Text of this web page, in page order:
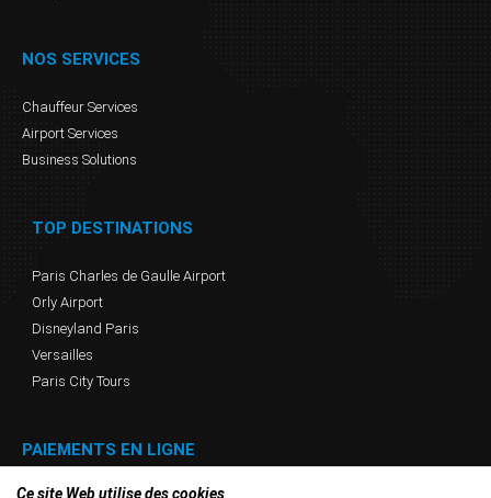
Ce site Web utilise des cookies
confidentialité
NOS SERVICES
Chauffeur Services
Airport Services
Business Solutions
TOP DESTINATIONS
Paris Charles de Gaulle Airport
Orly Airport
Disneyland Paris
Versailles
Paris City Tours
PAIEMENTS EN LIGNE